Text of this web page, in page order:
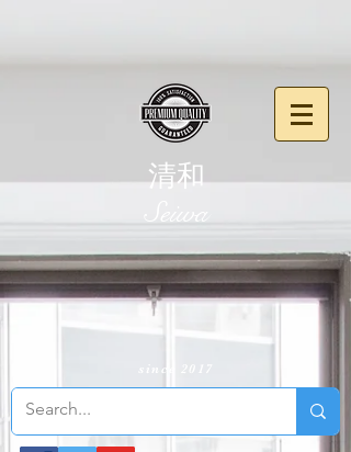
清和
​Seiwa
since 2017